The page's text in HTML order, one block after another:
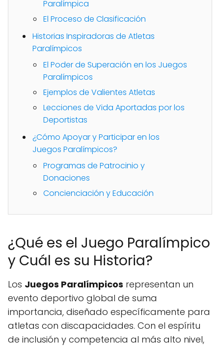
Paralímpica
El Proceso de Clasificación
Historias Inspiradoras de Atletas
Paralímpicos
El Poder de Superación en los Juegos
Paralímpicos
Ejemplos de Valientes Atletas
Lecciones de Vida Aportadas por los
Deportistas
¿Cómo Apoyar y Participar en los
Juegos Paralímpicos?
Programas de Patrocinio y
Donaciones
Concienciación y Educación
¿Qué es el Juego Paralímpico
y Cuál es su Historia?
Los Juegos Paralímpicos representan un
evento deportivo global de suma
importancia, diseñado específicamente para
atletas con discapacidades. Con el espíritu
de inclusión y competencia al más alto nivel,